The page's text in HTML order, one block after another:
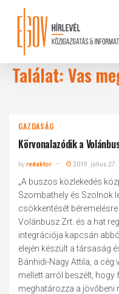
content
Találat: Vas
GAZDASÁG
Körvonalazódik a
byredaktor 2019. július 27.
„A buszos közlekedés
Szombathely és Szolnok
csökkentését
Volánbusz Zrt. és a hat
integrációja kapcsán
elején készült a társaság
Bánhidi-Nagy Attila, a cég
mellett arról beszélt, hogy
meghatározza a jövőbeni